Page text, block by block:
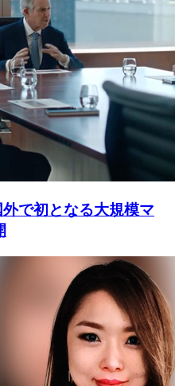
で初となる大規模マ